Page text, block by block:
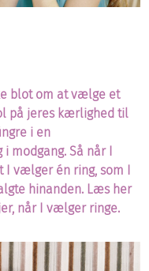
blot om at vælge et
på jeres kærlighed til
i en
i modgang.Så når I
I vælger én ring, som I
hinanden. Læs her
når I vælger ringe.